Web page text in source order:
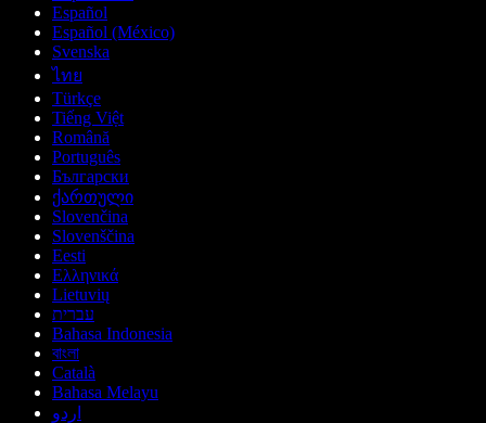
Español
Español (México)
Svenska
ไทย
Türkçe
Tiếng Việt
Română
Português
Български
ქართული
Slovenčina
Slovenščina
Eesti
Ελληνικά
Lietuvių
עברית
Bahasa Indonesia
বাংলা
Català
Bahasa Melayu
اردو